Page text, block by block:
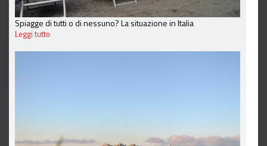
Spiagge di tutti o di nessuno? La situazione in Italia
Leggi tutto